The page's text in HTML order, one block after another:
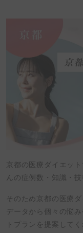
京都の医療ダイエット
んの症例数・知識・
そのため京都の医療
データから個々の悩
トプランを提案してく